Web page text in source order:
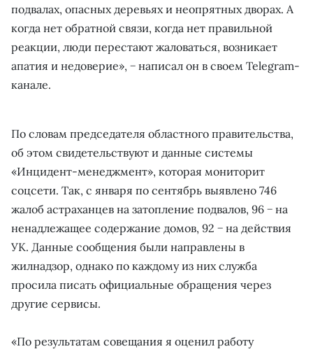
подвалах, опасных деревьях и неопрятных дворах. А
когда нет обратной связи, когда нет правильной
реакции, люди перестают жаловаться, возникает
апатия и недоверие», − написал он в своем Telegram-
канале.
По словам председателя областного правительства,
об этом свидетельствуют и данные системы
«Инцидент-менеджмент», которая мониторит
соцсети. Так, с января по сентябрь выявлено 746
жалоб астраханцев на затопление подвалов, 96 − на
ненадлежащее содержание домов, 92 − на действия
УК. Данные сообщения были направлены в
жилнадзор, однако по каждому из них служба
просила писать официальные обращения через
другие сервисы.
«По результатам совещания я оценил работу